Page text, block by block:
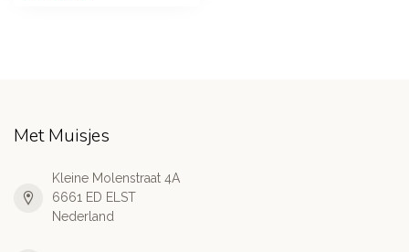
Met Muisjes
Kleine Molenstraat 4A
6661 ED ELST
Nederland